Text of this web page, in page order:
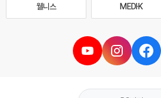
웰니스 MEDI·K